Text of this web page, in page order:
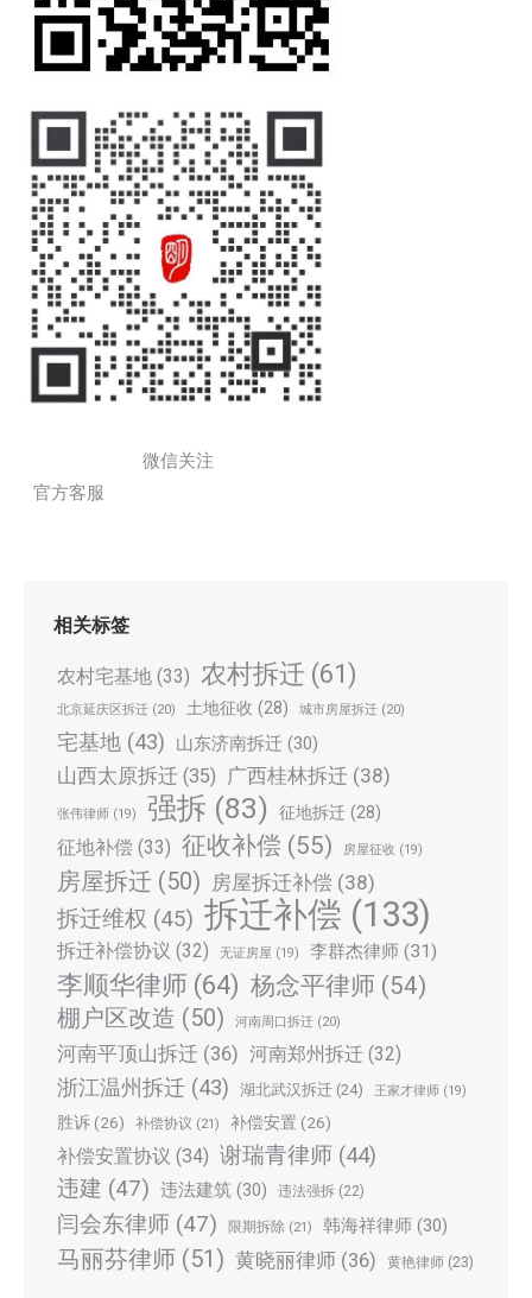
微信关注
官方客服
相关标签
农村宅基地 (33) 农村拆迁 (61)
北京延庆区拆迁 (20) 土地征收 (28) 城市房屋拆迁 (20)
宅基地 (43) 山东济南拆迁 (30)
山西太原拆迁 (35) 广西桂林拆迁 (38)
张伟律师 (19) 强拆 (83) 征地拆迁 (28)
征地补偿 (33) 征收补偿 (55) 房屋征收 (19)
房屋拆迁 (50) 房屋拆迁补偿 (38)
拆迁维权 (45) 拆迁补偿 (133)
拆迁补偿协议 (32) 无证房屋 (19) 李群杰律师 (31)
李顺华律师 (64) 杨念平律师 (54)
棚户区改造 (50) 河南周口拆迁 (20)
河南平顶山拆迁 (36) 河南郑州拆迁 (32)
浙江温州拆迁 (43) 湖北武汉拆迁 (24) 王家才律师 (19)
胜诉 (26) 补偿协议 (21) 补偿安置 (26)
补偿安置协议 (34) 谢瑞青律师 (44)
违建 (47) 违法建筑 (30) 违法强拆 (22)
闫会东律师 (47) 限期拆除 (21) 韩海祥律师 (30)
马丽芬律师 (51) 黄晓丽律师 (36) 黄艳律师 (23)